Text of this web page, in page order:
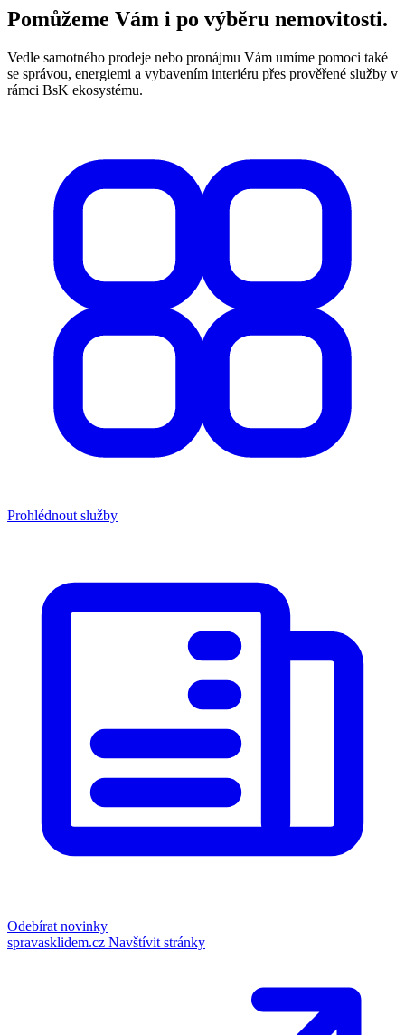
Pomůžeme Vám i po výběru nemovitosti.
Vedle samotného prodeje nebo pronájmu Vám umíme pomoci také
se správou, energiemi a vybavením interiéru přes prověřené služby v
rámci BsK ekosystému.
Prohlédnout služby
Odebírat novinky
spravasklidem.cz Navštívit stránky